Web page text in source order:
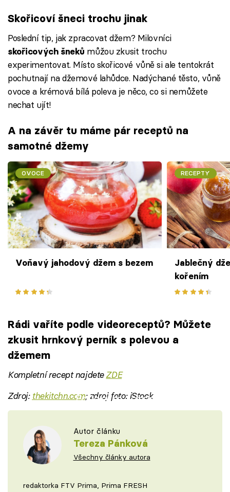
Skořicoví šneci trochu jinak
Poslední tip, jak zpracovat džem? Milovníci
skořicových šneků můžou zkusit trochu
experimentovat. Místo skořicové vůně si ale tentokrát
pochutnají na džemové lahůdce. Nadýchané těsto, vůně
ovoce a krémová bílá poleva je něco, co si nemůžete
nechat ujít!
A na závěr tu máme pár receptů na
samotné džemy
OVOCE
Voňavý jahodový džem s bezem
RECEPTY
Jablečný
kořením
Rádi vaříte podle videoreceptů? Můžete
zkusit hrnkový perník s polevou a
džemem
Kompletní recept najdeteZDE
Failed to fetch
Zdroj: thekitchn.com; zdroj foto: iStock
Autor článku
Tereza Pánková
Všechny články autora
redaktorka FTV Prima, Prima FRESH